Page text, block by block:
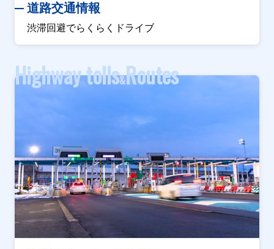
道路交通情報
渋滞回避でらくらくドライブ
Highway tolls&Routes